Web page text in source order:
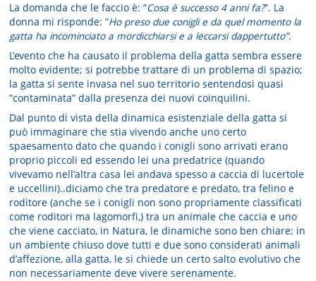
La domanda che le faccio è: “Cosa è successo 4 anni fa?”. La
donna mi risponde: “Ho preso due conigli e da quel momento la
gatta ha incominciato a mordicchiarsi e a leccarsi dappertutto”.
L’evento che ha causato il problema della gatta sembra essere
molto evidente; si potrebbe trattare di un problema di spazio;
la gatta si sente invasa nel suo territorio sentendosi quasi
“contaminata” dalla presenza dei nuovi coinquilini.
Dal punto di vista della dinamica esistenziale della gatta si
può immaginare che stia vivendo anche uno certo
spaesamento dato che quando i conigli sono arrivati erano
proprio piccoli ed essendo lei una predatrice (quando
vivevamo nell’altra casa lei andava spesso a caccia di lucertole
e uccellini)..diciamo che tra predatore e predato, tra felino e
roditore (anche se i conigli non sono propriamente classificati
come roditori ma lagomorfi,) tra un animale che caccia e uno
che viene cacciato, in Natura, le dinamiche sono ben chiare; in
un ambiente chiuso dove tutti e due sono considerati animali
d’affezione, alla gatta, le si chiede un certo salto evolutivo che
non necessariamente deve vivere serenamente.